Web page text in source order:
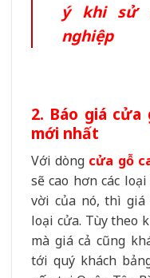
ý khi sử
nghiệp
2. Báo giá cửa
mới nhất
Với dòng cửa gỗ
sẽ cao hơn các
vời của nó, thì
loại cửa. Tùy theo
mà giá cả cũng
tới quý khách